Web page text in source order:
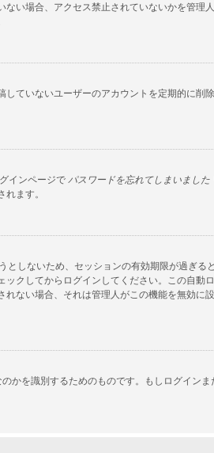
い場合、アクセス禁止されていないかを管理
ていないユーザーのアカウントを定期的に削
インページで パスワードを忘れてしまいました
ます。
としないため、セッションの有効期限が過ぎる
クしてからログインしてください。この自動
ない場合、それは管理人がこの機能を無効に
かを識別するためのものです。もしログインま